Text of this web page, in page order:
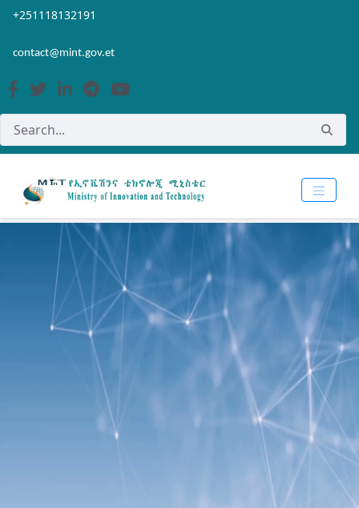
Skip to Main Content
Open Accessibility Menu
+251118132191
contact@mint.gov.et